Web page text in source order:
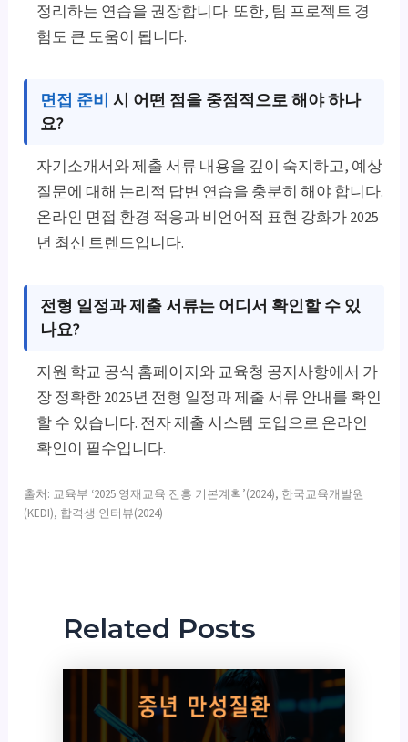
정리하는 연습을 권장합니다. 또한, 팀 프로젝트 경
험도 큰 도움이 됩니다.
면접 준비 시 어떤 점을 중점적으로 해야 하나
요?
자기소개서와 제출 서류 내용을 깊이 숙지하고, 예상
질문에 대해 논리적 답변 연습을 충분히 해야 합니다.
온라인 면접 환경 적응과 비언어적 표현 강화가 2025
년 최신 트렌드입니다.
전형 일정과 제출 서류는 어디서 확인할 수 있
나요?
지원 학교 공식 홈페이지와 교육청 공지사항에서 가
장 정확한 2025년 전형 일정과 제출 서류 안내를 확인
할 수 있습니다. 전자 제출 시스템 도입으로 온라인
확인이 필수입니다.
출처: 교육부 ‘2025 영재교육 진흥 기본계획’(2024), 한국교육개발원
(KEDI), 합격생 인터뷰(2024)
Related Posts